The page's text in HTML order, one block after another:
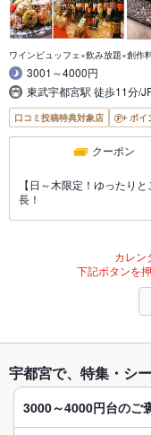
ワインビュッフェ×飲み放題×創作
3001～4000円
東武宇都宮駅 徒歩11分/
口コミ投稿特典対象店 ポイ
クーポン
【日～木限定！ゆったり
長！
カレン
下記ボタンを
宇都宮で、特集・シ
3000～4000円台のご